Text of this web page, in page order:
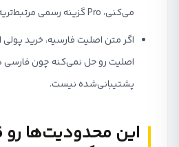
می‌کنی، Pro گزینه رسمی مرتبط‌تریه.
اگر متن اصلیت فارسیه، خرید
اصلیت رو حل نمی‌کنه چون
پشتیبانی‌شده نیست.
این محدودیت‌ها رو